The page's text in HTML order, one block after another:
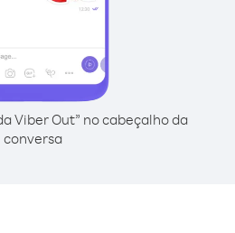
Viber Out” no cabeçalho da
conversa